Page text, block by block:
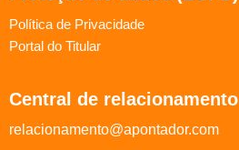
Política de Privacidade
Portal do Titular
Central de relacionamento
relacionamento@apontador.com